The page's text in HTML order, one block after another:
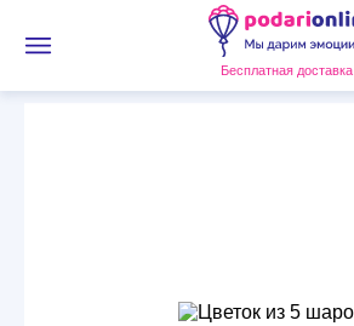
Бесплатная доставка